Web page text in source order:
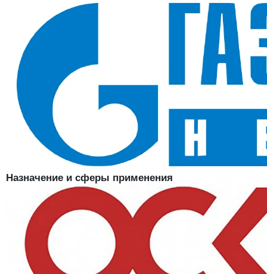
Сертифицирована по ТР/ТС 017/2011 и ГОСТ 32118-2013
Летний головной убор для рабочих на открытых площадках
и в цехах
В наличии в SIZMAG (Москва), отгрузка в день заказа
Бейсболка ProfLineBase, васильковый
— рабочая кепка из
плотного хлопка для лета, сертифицированная по ТР/ТС 017/2011 и
ГОСТ 32118-2013. Козырёк прикрывает глаза от солнца, а
натуральная ткань пропускает воздух и не даёт голове
перегреваться в жару. Яркий васильковый цвет хорошо
сочетается с классической спецодеждой того же оттенка —
удобно собирать единый комплект для бригады.
Назначение и сферы применения
Летняя кепка для тех, кто работает на улице или в тёплых
помещениях: строители, дорожные рабочие, озеленители,
монтажники, персонал складов и логистических центров,
сотрудники автосервисов и клининга. Подходит и как элемент
корпоративной формы — васильковый цвет традиционен для
рабочей одежды многих предприятий.